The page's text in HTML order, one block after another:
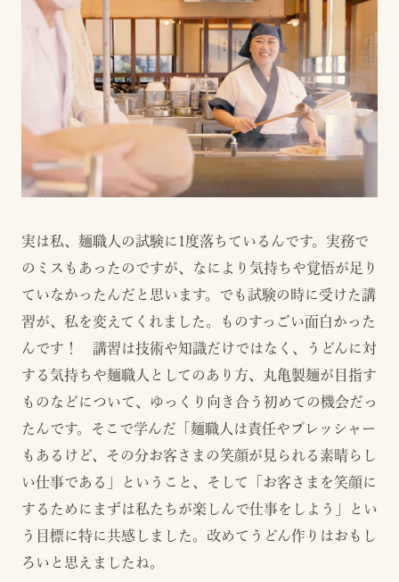
実は私、麺職人の試験に1度落ちているんです。実務で
のミスもあったのですが、なにより気持ちや覚悟が足り
ていなかったんだと思います。でも試験の時に受けた講
習が、私を変えてくれました。ものすっごい面白かった
んです！ 講習は技術や知識だけではなく、うどんに対
する気持ちや麺職人としてのあり方、丸亀製麺が目指す
ものなどについて、ゆっくり向き合う初めての機会だっ
たんです。そこで学んだ「麺職人は責任やプレッシャー
もあるけど、その分お客さまの笑顔が見られる素晴らし
い仕事である」ということ、そして「お客さまを笑顔に
するためにまずは私たちが楽しんで仕事をしよう」とい
う目標に特に共感しました。改めてうどん作りはおもし
ろいと思えましたね。